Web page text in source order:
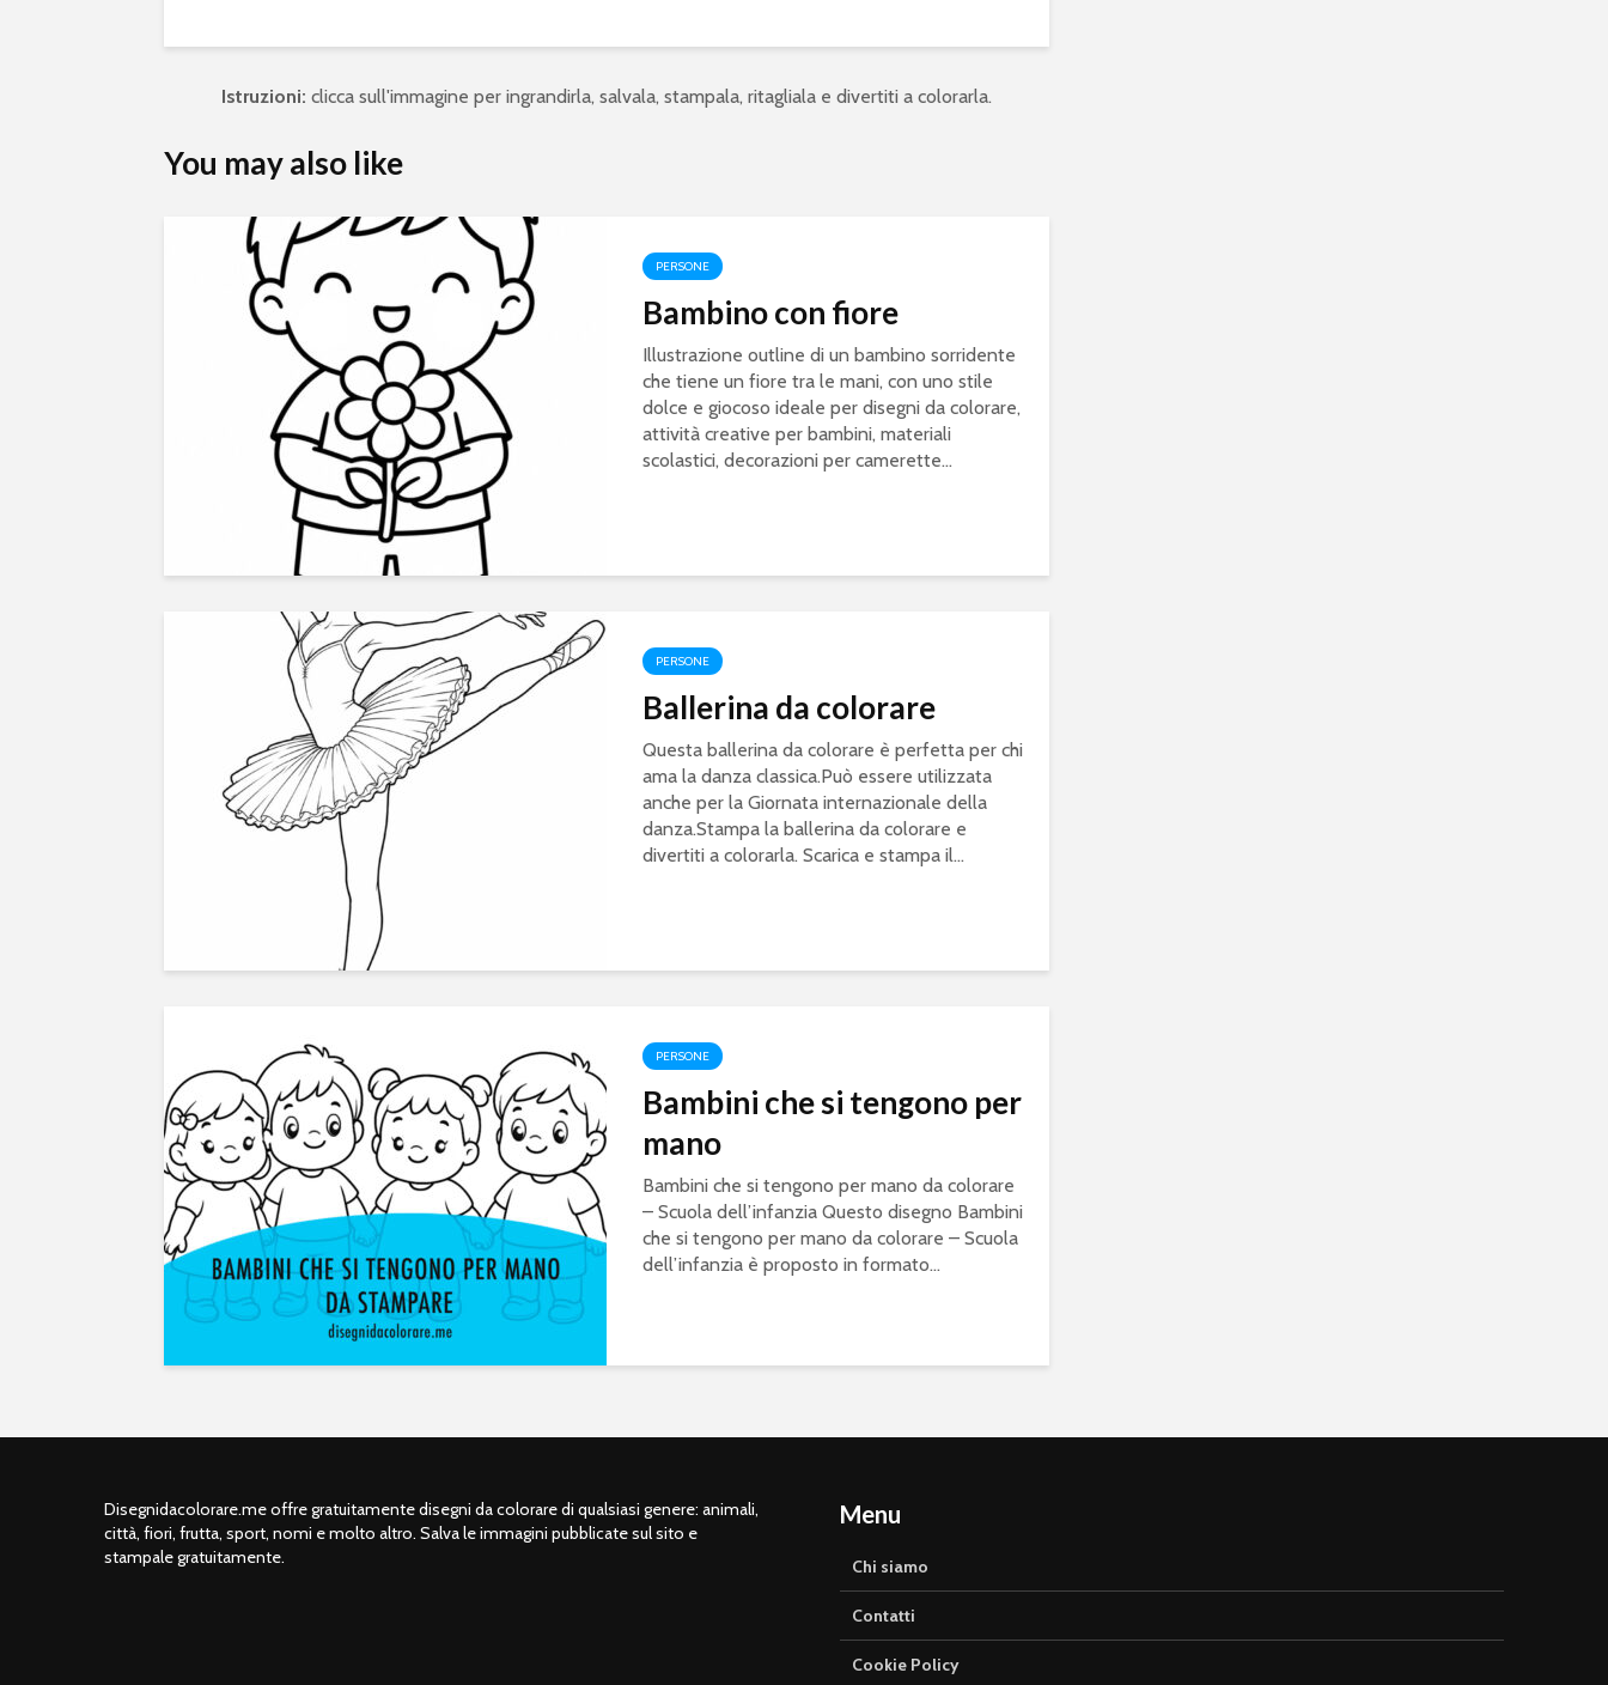
Istruzioni: clicca sull'immagine per ingrandirla, salvala, stampala, ritagliala e divertiti a colorarla.
You may also like
PERSONE
Bambino con fiore
Illustrazione outline di un bambino sorridente
che tiene un fiore tra le mani, con uno stile
dolce e giocoso ideale per disegni da colorare,
attività creative per bambini, materiali
scolastici, decorazioni per camerette...
PERSONE
Ballerina da colorare
Questa ballerina da colorare è perfetta per chi
ama la danza classica.Può essere utilizzata
anche per la Giornata internazionale della
danza.Stampa la ballerina da colorare e
divertiti a colorarla. Scarica e stampa il...
PERSONE
Bambini che si tengono per
mano
Bambini che si tengono per mano da colorare
– Scuola dell’infanzia Questo disegno Bambini
che si tengono per mano da colorare – Scuola
dell’infanzia è proposto in formato...
Disegnidacolorare.me offre gratuitamente disegni da colorare di qualsiasi genere: animali,
città, fiori, frutta, sport, nomi e molto altro. Salva le immagini pubblicate sul sito e
stampale gratuitamente.
Menu
Chi siamo
Contatti
Cookie Policy